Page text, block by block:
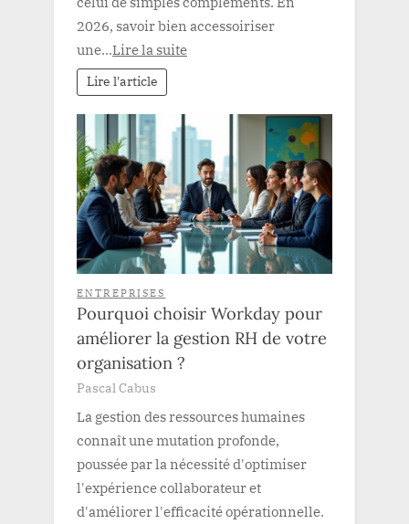
2026, savoir bien accessoiriser
une...Lire la suite
Lire l'article
ENTREPRISES
Pourquoi choisir Workday pour
améliorer la gestion RH de votre
organisation ?
Pascal Cabus
La gestion des ressources humaines
connaît une mutation profonde,
poussée par la nécessité d'optimiser
l'expérience collaborateur et
d'améliorer l'efficacité opérationnelle.